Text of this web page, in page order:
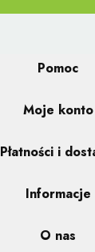
Pomoc
Moje konto
Płatności i
Informacje
O nas